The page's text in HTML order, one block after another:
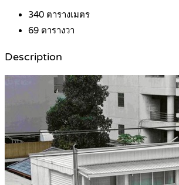
340 ตารางเมตร
69 ตารางวา
Description